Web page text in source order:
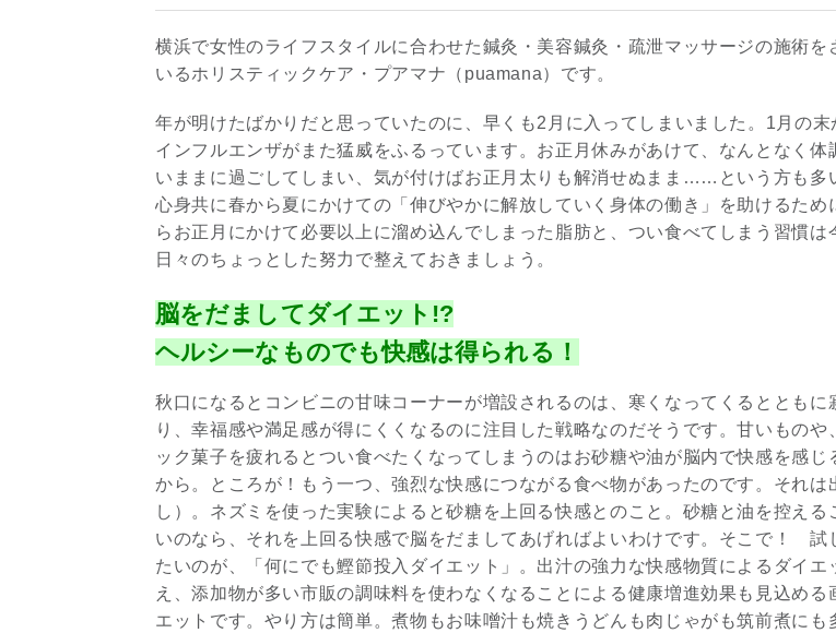
横浜で女性のライフスタイルに合わせた鍼灸・美容鍼灸・疏泄マッサージの施術を
いるホリスティックケア・プアマナ（puamana）です。
年が明けたばかりだと思っていたのに、早くも2月に入ってしまいました。1月の末
インフルエンザがまた猛威をふるっています。お正月休みがあけて、なんとなく体
いままに過ごしてしまい、気が付けばお正月太りも解消せぬまま……という方も多
心身共に春から夏にかけての「伸びやかに解放していく身体の働き」を助けるため
らお正月にかけて必要以上に溜め込んでしまった脂肪と、つい食べてしまう習慣は
日々のちょっとした努力で整えておきましょう。
脳をだましてダイエット!?
ヘルシーなものでも快感は得られる！
秋口になるとコンビニの甘味コーナーが増設されるのは、寒くなってくるとともに
り、幸福感や満足感が得にくくなるのに注目した戦略なのだそうです。甘いものや
ック菓子を疲れるとつい食べたくなってしまうのはお砂糖や油が脳内で快感を感じ
から。ところが！もう一つ、強烈な快感につながる食べ物があったのです。それは
し）。ネズミを使った実験によると砂糖を上回る快感とのこと。砂糖と油を控える
いのなら、それを上回る快感で脳をだましてあげればよいわけです。そこで！ 試
たいのが、「何にでも鰹節投入ダイエット」。出汁の強力な快感物質によるダイエ
え、添加物が多い市販の調味料を使わなくなることによる健康増進効果も見込める
エットです。やり方は簡単。煮物もお味噌汁も焼きうどんも肉じゃがも筑前煮にも